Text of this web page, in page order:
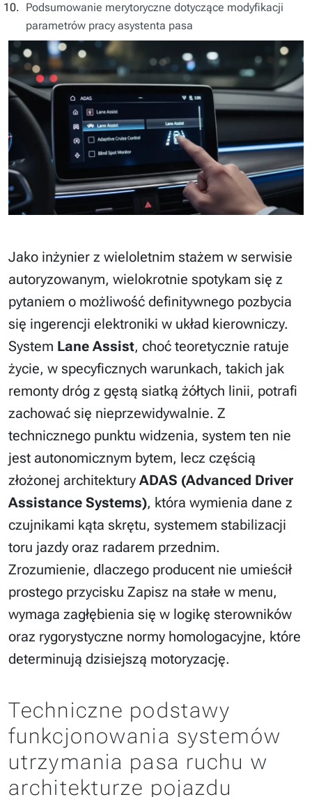
Podsumowanie merytoryczne dotyczące modyfikacji
parametrów pracy asystenta pasa
Jako inżynier z wieloletnim stażem w serwisie
autoryzowanym, wielokrotnie spotykam się z
pytaniem o możliwość definitywnego pozbycia
się ingerencji elektroniki w układ kierowniczy.
System Lane Assist, choć teoretycznie ratuje
życie, w specyficznych warunkach, takich jak
remonty dróg z gęstą siatką żółtych linii, potrafi
zachować się nieprzewidywalnie. Z
technicznego punktu widzenia, system ten nie
jest autonomicznym bytem, lecz częścią
złożonej architektury ADAS (Advanced Driver
Assistance Systems), która wymienia dane z
czujnikami kąta skrętu, systemem stabilizacji
toru jazdy oraz radarem przednim.
Zrozumienie, dlaczego producent nie umieścił
prostego przycisku Zapisz na stałe w menu,
wymaga zagłębienia się w logikę sterowników
oraz rygorystyczne normy homologacyjne, które
determinują dzisiejszą motoryzację.
Techniczne podstawy
funkcjonowania systemów
utrzymania pasa ruchu w
architekturze pojazdu